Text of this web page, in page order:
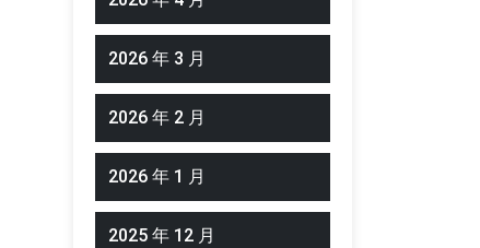
2026 年 3 月
2026 年 2 月
2026 年 1 月
2025 年 12 月